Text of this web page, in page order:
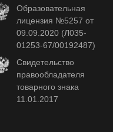
Образовательная
лицензия №5257 от
09.09.2020 (Л035-
01253-67/00192487)
Свидетельство
правообладателя
товарного знака
11.01.2017